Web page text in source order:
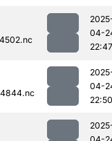
04-
22:47
04-
22:50